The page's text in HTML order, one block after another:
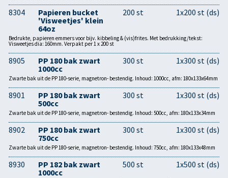
8304
Papieren bucket
'Visweetjes' klein
64oz
200 st 1x200 st (ds)
Bedrukte, papieren emmers voor bijv. kibbeling & (vis)frites. Met bedrukking/tekst:
Visweetjes dia: 160mm. Verpakt per 1 x 200 st
8905
PP 180 bak zwart
1000cc
300 st 1x300 st (ds)
Zwarte bak uit de PP 180-serie, magnetron- bestendig. Inhoud: 1000cc, afm: 180x133x64mm
8901
PP 180 bak zwart
500cc
300 st 1x300 st (ds)
Zwarte bak uit de PP 180-serie, magnetron- bestendig. Inhoud: 500cc, afm: 180x133x34mm
8902
PP 180 bak zwart
750cc
300 st 1x300 st (ds)
Zwarte bak uit de PP 180-serie, magnetron- bestendig. Inhoud: 750cc, afm: 180x133x48mm
8930
PP 182 bak zwart
1000cc
500 st 1x500 st (ds)